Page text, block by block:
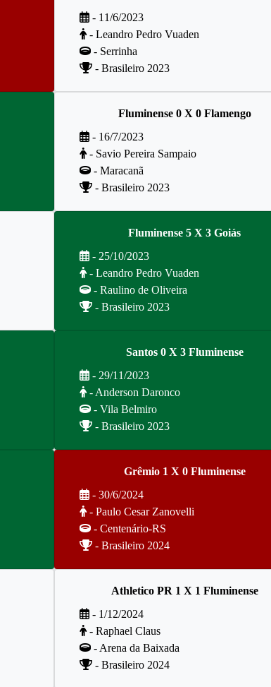
- 11/6/2023
- Leandro Pedro Vuaden
- Serrinha
- Brasileiro 2023
Fluminense 0 X 0 Flamengo
- 16/7/2023
- Savio Pereira Sampaio
- Maracanã
- Brasileiro 2023
Fluminense 5 X 3 Goiás
- 25/10/2023
- Leandro Pedro Vuaden
- Raulino de Oliveira
- Brasileiro 2023
Santos 0 X 3 Fluminense
- 29/11/2023
- Anderson Daronco
- Vila Belmiro
- Brasileiro 2023
Grêmio 1 X 0 Fluminense
- 30/6/2024
- Paulo Cesar Zanovelli
- Centenário-RS
- Brasileiro 2024
Athletico PR 1 X 1 Fluminense
- 1/12/2024
- Raphael Claus
- Arena da Baixada
- Brasileiro 2024